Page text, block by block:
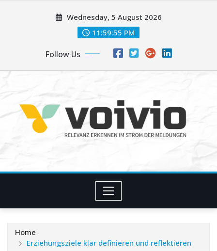
Wednesday, 5 August 2026
11:59:56 PM
Follow Us
Home
Erziehungsziele klar definieren und reflektieren